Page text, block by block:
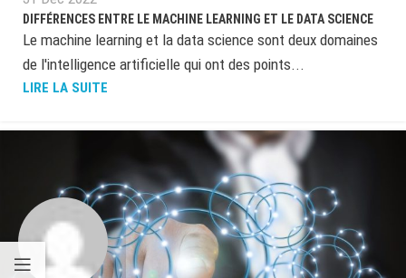
DIFFÉRENCES ENTRE LE MACHINE LEARNING ET LE DATA SCIENCE
Le machine learning et la data science sont deux domaines
de l'intelligence artificielle qui ont des points...
LIRE LA SUITE